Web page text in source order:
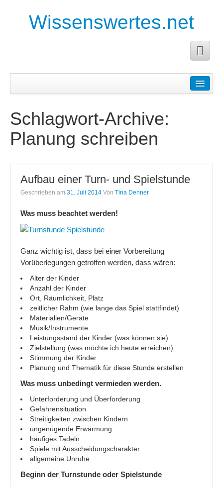
Wissenswertes.net
Anforderungen an die Facharbeit
Anleitung für eine Buchanalyse
Planung für Erzieher
Worauf man bei einer Buchvorstellung achten sollte
Gesundheit
Immer wieder Milchstau
Nasensauger für Baby´s hilft oder nicht?
Kinder
Entwicklung der zeichnerischen Malstile von Kindern!
Kindererziehung
Mein Kind hat ständig Streit und diskutiert ohne Ende
Wenn Kinder nicht ordentlich essen
Wenn Kinder ständig am Reden sind
Wie bekomme ich mein Kind besser ins Bett
Schlagwort-Archive:
Planung schreiben
Aufbau einer Turn- und Spielstunde
Geschrieben am 31. Juli 2014 Von Tina Denner
Was muss beachtet werden!
Ganz wichtig ist, dass bei einer Vorbereitung
Vorüberlegungen getroffen werden, dass wären:
Alter der Kinder
Anzahl der Kinder
Ort, Räumlichkeit, Platz
zeitlicher Rahm (wie lange das Spiel stattfindet)
Materialien/Geräte
Musik/Instrumente
Leistungsstand der Kinder (was können sie)
Zielstellung (was möchte ich heute erreichen)
Stimmung der Kinder
Planung und Thematik für diese Stunde erstellen
Was muss unbedingt vermieden werden.
Unterforderung und Überforderung
Gefahrensituation
Streitigkeiten zwischen Kindern
ungenügende Erwärmung
häufiges Tadeln
Spiele mit Ausscheidungscharakter
allgemeine Unruhe
Beginn der Turnstunde oder Spielstunde